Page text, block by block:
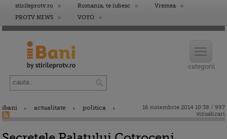
stirileprotv.ro Romania, te iubesc
Vremea
PROTV NEWS
VOYO
ibani actualitate politica
16 noiembrie 2014 10:38 / 997
vizualizari